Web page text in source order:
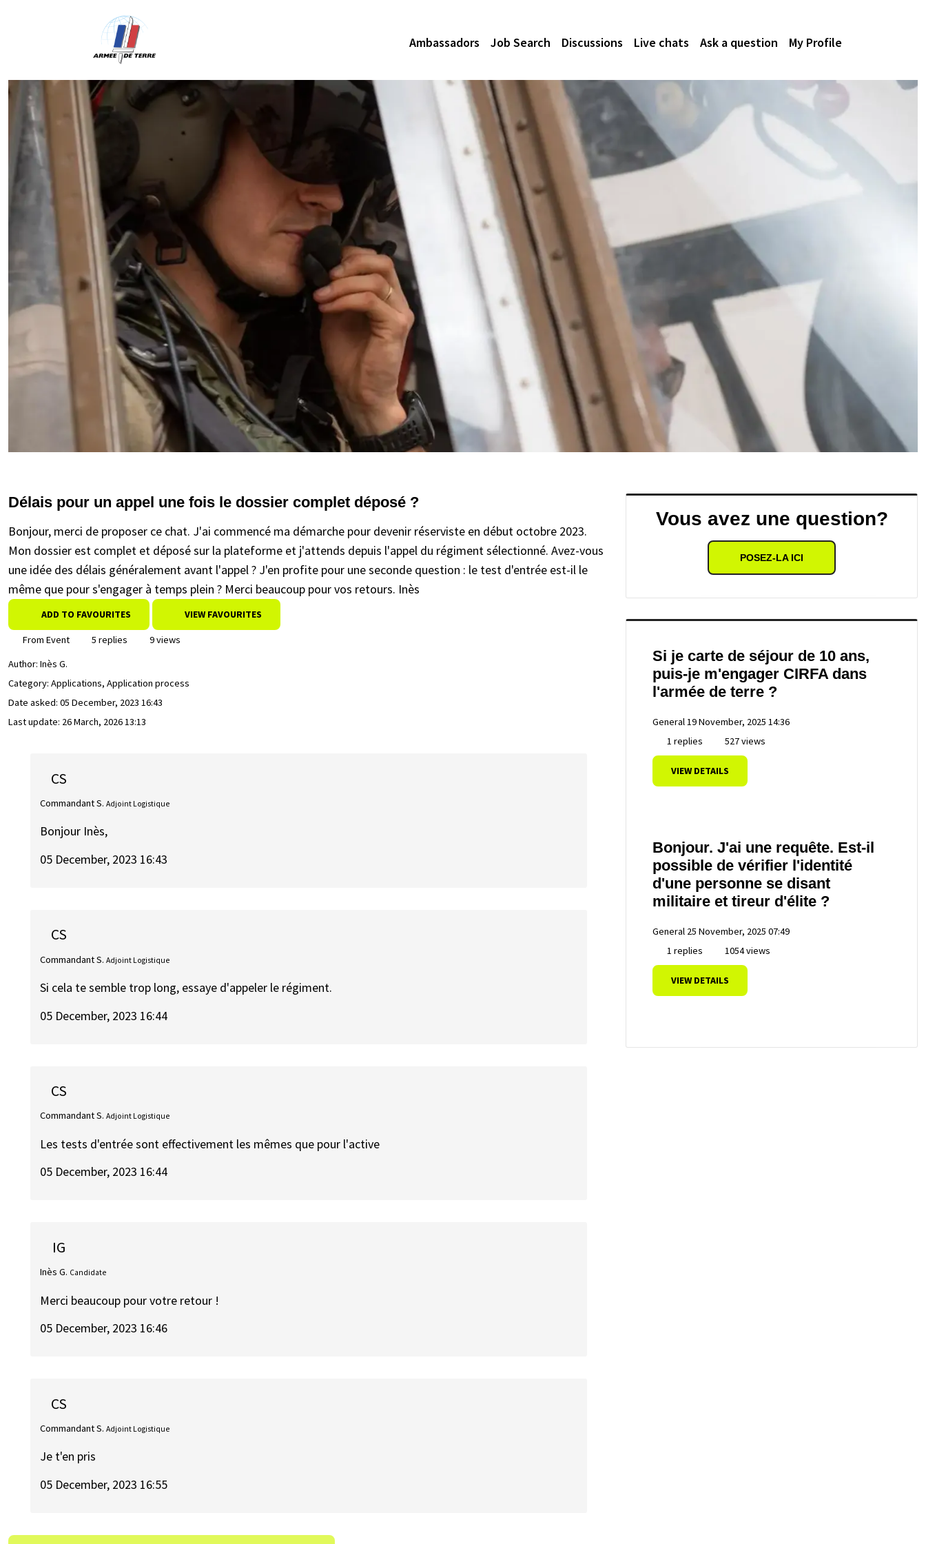
Ambassadors Job Search Discussions Live chats Ask a question My Profile
Délais pour un appel une fois le dossier complet déposé ?
Bonjour, merci de proposer ce chat. J'ai commencé ma démarche pour devenir réserviste en début octobre 2023.
Mon dossier est complet et déposé sur la plateforme et j'attends depuis l'appel du régiment sélectionné. Avez-vous
une idée des délais généralement avant l'appel ? J'en profite pour une seconde question : le test d'entrée est-il le
même que pour s'engager à temps plein ? Merci beaucoup pour vos retours. Inès
ADD TO FAVOURITES VIEW FAVOURITES
From Event 5 replies
9 views
Author: Inès G.
Category: Applications, Application process
Date asked: 05 December, 2023 16:43
Last update: 26 March, 2026 13:13
CS
Commandant S. Adjoint Logistique
Bonjour Inès,
05 December, 2023 16:43
CS
Commandant S. Adjoint Logistique
Si cela te semble trop long, essaye d'appeler le régiment.
05 December, 2023 16:44
CS
Commandant S. Adjoint Logistique
Les tests d'entrée sont effectivement les mêmes que pour l'active
05 December, 2023 16:44
IG
Inès G. Candidate
Merci beaucoup pour votre retour !
05 December, 2023 16:46
CS
Commandant S. Adjoint Logistique
Je t'en pris
05 December, 2023 16:55
Vous avez une question?
POSEZ-LA ICI
Si je carte de séjour de 10 ans,
puis-je m'engager CIRFA dans
l'armée de terre ?
General19 November, 2025 14:36
1 replies
527 views
VIEW DETAILS
Bonjour. J'ai une requête. Est-il
possible de vérifier l'identité
d'une personne se disant
militaire et tireur d'élite ?
General 25 November, 2025 07:49
1 replies
1054 views
VIEW DETAILS